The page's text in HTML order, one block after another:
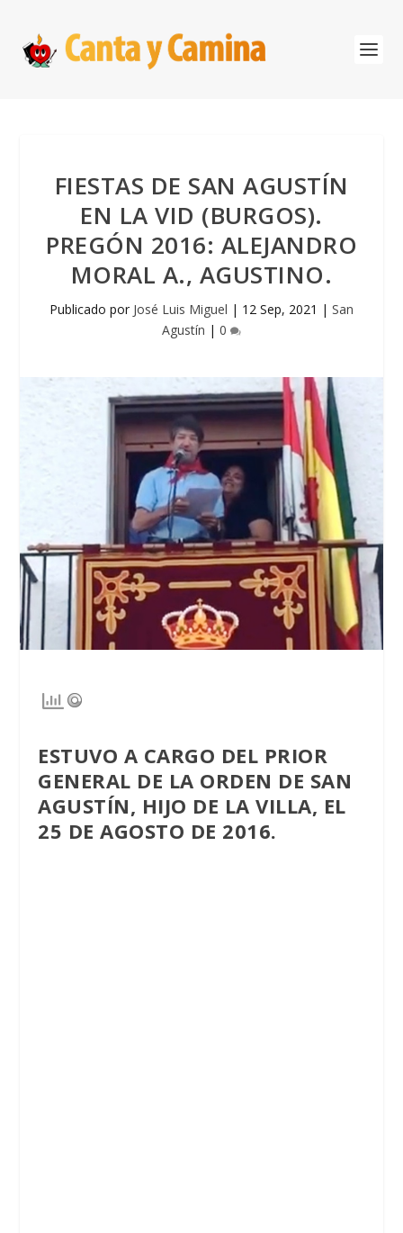
FIESTAS DE SAN AGUSTÍN
EN LA VID (BURGOS).
PREGÓN 2016: ALEJANDRO
MORAL A., AGUSTINO.
Publicado por José Luis Miguel | 12 Sep, 2021 | San
Agustín | 0
ESTUVO A CARGO DEL PRIOR
GENERAL DE LA ORDEN DE SAN
AGUSTÍN, HIJO DE LA VILLA, EL
25 DE AGOSTO DE 2016.